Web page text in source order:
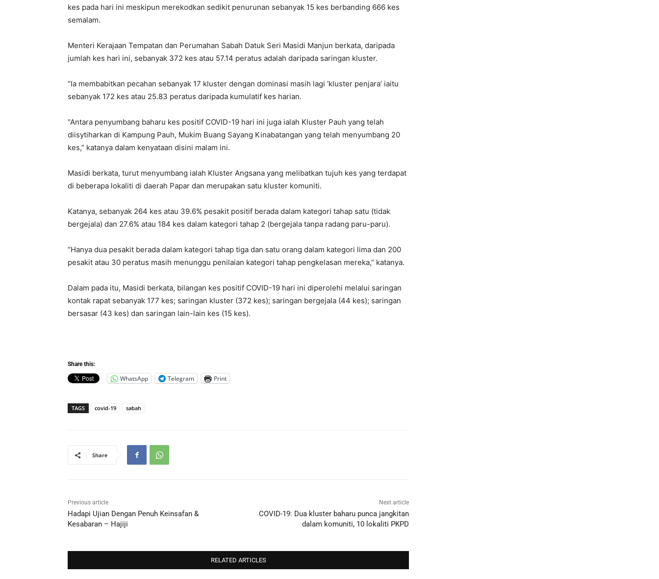
kes pada hari ini meskipun merekodkan sedikit penurunan sebanyak 15 kes berbanding 666 kes
semalam.
Menteri Kerajaan Tempatan dan Perumahan Sabah Datuk Seri Masidi Manjun berkata, daripada
jumlah kes hari ini, sebanyak 372 kes atau 57.14 peratus adalah daripada saringan kluster.
“Ia membabitkan pecahan sebanyak 17 kluster dengan dominasi masih lagi ‘kluster penjara’ iaitu
sebanyak 172 kes atau 25.83 peratus daripada kumulatif kes harian.
“Antara penyumbang baharu kes positif COVID-19 hari ini juga ialah Kluster Pauh yang telah
diisytiharkan di Kampung Pauh, Mukim Buang Sayang Kinabatangan yang telah menyumbang 20
kes,” katanya dalam kenyataan disini malam ini.
Masidi berkata, turut menyumbang ialah Kluster Angsana yang melibatkan tujuh kes yang terdapat
di beberapa lokaliti di daerah Papar dan merupakan satu kluster komuniti.
Katanya, sebanyak 264 kes atau 39.6% pesakit positif berada dalam kategori tahap satu (tidak
bergejala) dan 27.6% atau 184 kes dalam kategori tahap 2 (bergejala tanpa radang paru-paru).
“Hanya dua pesakit berada dalam kategori tahap tiga dan satu orang dalam kategori lima dan 200
pesakit atau 30 peratus masih menunggu penilaian kategori tahap pengkelasan mereka,” katanya.
Dalam pada itu, Masidi berkata, bilangan kes positif COVID-19 hari ini diperolehi melalui saringan
kontak rapat sebanyak 177 kes; saringan kluster (372 kes); saringan bergejala (44 kes); saringan
bersasar (43 kes) dan saringan lain-lain kes (15 kes).
Share this:
WhatsApp Telegram Print
TAGS covid-19 sabah
Share
Previous article
Hadapi Ujian Dengan Penuh Keinsafan &
Kesabaran – Hajiji
Next article
COVID-19: Dua kluster baharu punca jangkitan
dalam komuniti, 10 lokaliti PKPD
RELATED ARTICLES